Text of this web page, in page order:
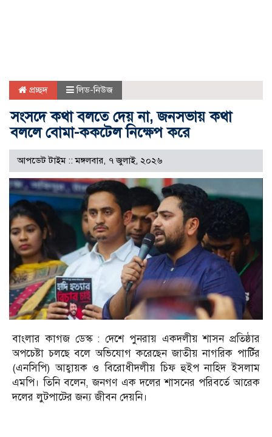
প্রচ্ছদ লিড-নিউজ
সংসদে কথা বলতে দেয় না, জনসভায় কথা
বললে বোমা-ককটেল নিক্ষেপ করে
আপডেট টাইম :: মঙ্গলবার, ৭ জুলাই, ২০২৬
বাংলার কাগজ ডেস্ক : দেশে পুনরায় একদলীয় শাসন প্রতিষ্ঠার
অপচেষ্টা চলছে বলে অভিযোগ করেছেন জাতীয় নাগরিক পার্টির
(এনসিপি) আহ্বায়ক ও বিরোধীদলীয় চিফ হুইপ নাহিদ ইসলাম
এমপি। তিনি বলেন, জনগণ এক দলের শাসনের পরিবর্তে আরেক
দলের লুটপাটের জন্য জীবন দেয়নি।